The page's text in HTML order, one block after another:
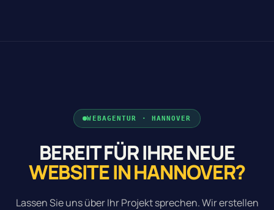
WEBAGENTUR · HANNOVER
BEREIT FÜR IHRE NEUE
WEBSITE IN HANNOVER?
Lassen Sie uns über Ihr Projekt sprechen. Wir erstellen